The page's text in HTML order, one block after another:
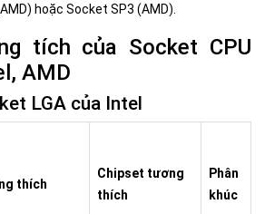
hoặc Socket SP3 (AMD).
tích của Socket CPU
AMD
LGA của Intel
thích
Chipset tương
thích
Phân
khúc